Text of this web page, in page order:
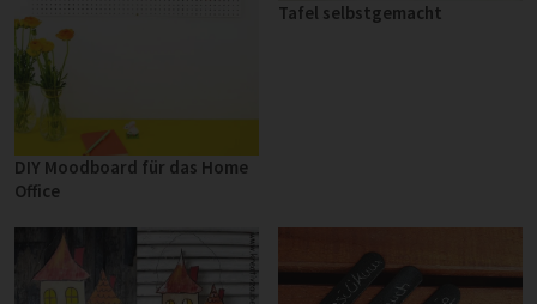
DIY Moodboard für das Home
Office
Tafel selbstgemacht